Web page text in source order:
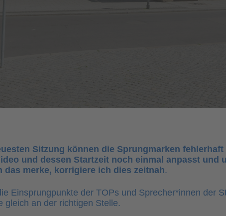
Sitzung können die Sprungmarken
und dessen Startzeit noch einmal anpasst und
das merke, korrigiere ich dies zeitnah.
Einsprungpunkte der TOPs und Sprecher*innen der
gleich an der richtigen Stelle.